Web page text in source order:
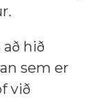
hið
sem er
við